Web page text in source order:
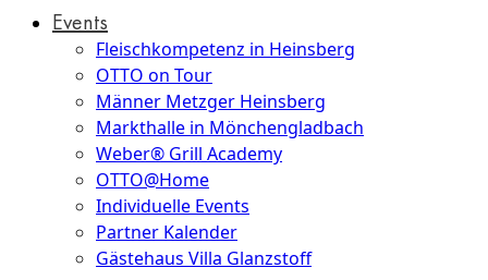
Events
Fleischkompetenz in Heinsberg
OTTO on Tour
Männer Metzger Heinsberg
Markthalle in Mönchengladbach
Weber® Grill Academy
OTTO@Home
Individuelle Events
Partner Kalender
Gästehaus Villa Glanzstoff